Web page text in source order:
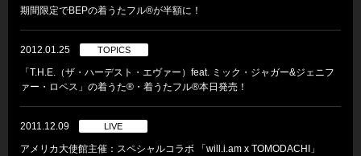
期間限定でBEPの着うたフル®が半額に！
2012.01.25 TOPICS
「T.H.E.（ザ・ハーデスト・エヴァー）feat. ミック・ジャガー&ジェニフ
ァー・ロペス」の着うた®・着うたフル®本日発売！
2011.12.09 LIVE
アメリカ大使館主催：スペシャルコラボ 「will.i.am x TOMODACHI」